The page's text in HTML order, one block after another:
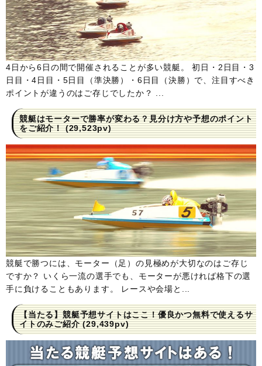
4日から6日の間で開催されることが多い競艇。 初日・2日目・3
日目・4日目・5日目（準決勝）・6日目（決勝）で、注目すべき
ポイントが違うのはご存じでしたか？ ...
競艇はモーターで勝率が変わる？見分け方や予想のポイント
をご紹介！(29,523pv)
競艇で勝つには、モーター（足）の見極めが大切なのはご存じ
ですか？ いくら一流の選手でも、モーターが悪ければ格下の選
手に負けることもあります。 レースや会場と...
【当たる】競艇予想サイトはここ！優良かつ無料で使えるサ
イトのみご紹介(29,439pv)